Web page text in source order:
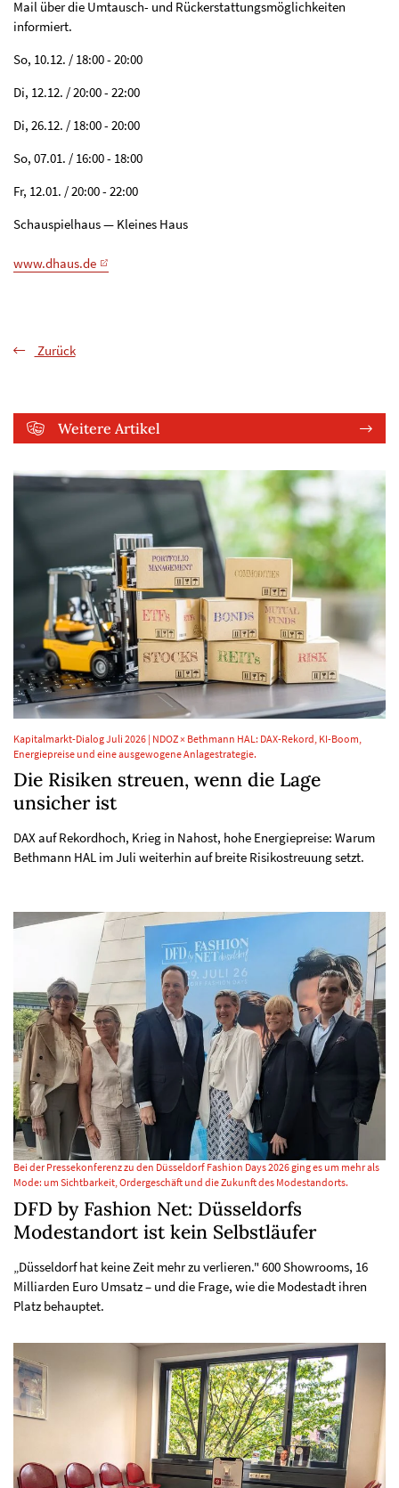
Mail über die Umtausch- und Rückerstattungsmöglichkeiten
informiert.
So, 10.12. / 18:00 - 20:00
Di, 12.12. / 20:00 - 22:00
Di, 26.12. / 18:00 - 20:00
So, 07.01. / 16:00 - 18:00
Fr, 12.01. / 20:00 - 22:00
Schauspielhaus — Kleines Haus
www.dhaus.de
Zurück
Weitere Artikel
Kapitalmarkt-Dialog Juli 2026 | NDOZ × Bethmann HAL: DAX-Rekord, KI-Boom,
Energiepreise und eine ausgewogene Anlagestrategie.
Die Risiken streuen, wenn die Lage
unsicher ist
DAX auf Rekordhoch, Krieg in Nahost, hohe Energiepreise: Warum
Bethmann HAL im Juli weiterhin auf breite Risikostreuung setzt.
Bei der Pressekonferenz zu den Düsseldorf Fashion Days 2026 ging es um mehr als
Mode: um Sichtbarkeit, Ordergeschäft und die Zukunft des Modestandorts.
DFD by Fashion Net: Düsseldorfs
Modestandort ist kein Selbstläufer
„Düsseldorf hat keine Zeit mehr zu verlieren." 600 Showrooms, 16
Milliarden Euro Umsatz – und die Frage, wie die Modestadt ihren
Platz behauptet.